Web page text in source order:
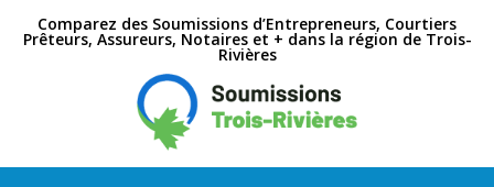
Comparez des Soumissions d’Entrepreneurs, Courtiers
Prêteurs, Assureurs, Notaires et + dans la région de Trois-
Rivières